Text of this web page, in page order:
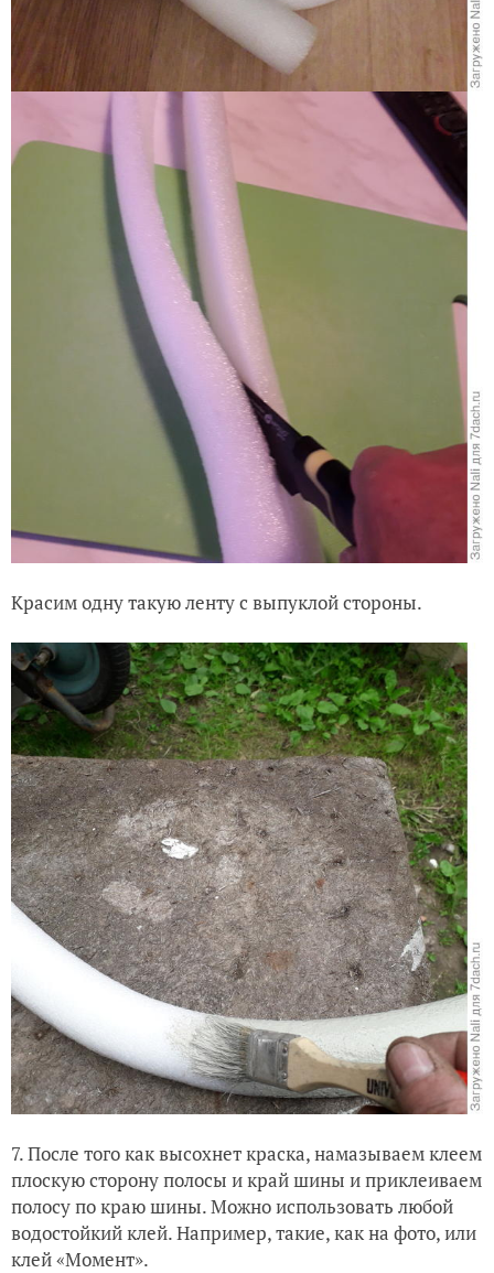
Красим одну такую ленту с выпуклой стороны.
7. После того как высохнет краска, намазываем клеем
плоскую сторону полосы и край шины и приклеиваем
полосу по краю шины. Можно использовать любой
водостойкий клей. Например, такие, как на фото, или
клей «Момент».